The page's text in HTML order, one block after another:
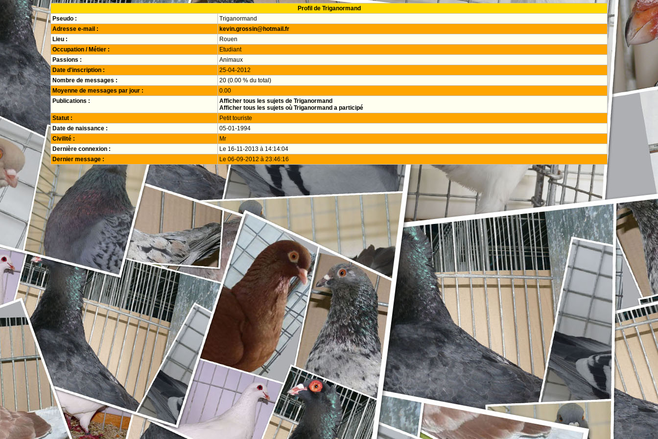
Profil de Triganormand
Pseudo :
Triganormand
Adresse e-mail :
kevin.grossin@hotmail.fr
Lieu :
Rouen
Occupation / Métier :
Etudiant
Passions :
Animaux
Date d'inscription :
25-04-2012
Nombre de messages :
20 (0.00 % du total)
Moyenne de messages par jour :
0.00
Publications :
Afficher tous les sujets de Triganormand
Afficher tous les sujets où Triganormand a participé
Statut :
Petit touriste
Date de naissance :
05-01-1994
Civilité :
Mr
Dernière connexion :
Le 16-11-2013 à 14:14:04
Dernier message :
Le 06-09-2012 à 23:46:16